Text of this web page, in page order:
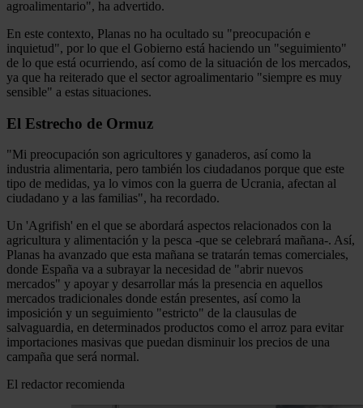
agroalimentario", ha advertido.
En este contexto, Planas no ha ocultado su "preocupación e
inquietud", por lo que el Gobierno está haciendo un "seguimiento"
de lo que está ocurriendo, así como de la situación de los mercados,
ya que ha reiterado que el sector agroalimentario "siempre es muy
sensible" a estas situaciones.
El Estrecho de Ormuz
"Mi preocupación son agricultores y ganaderos, así como la
industria alimentaria, pero también los ciudadanos porque que este
tipo de medidas, ya lo vimos con la guerra de Ucrania, afectan al
ciudadano y a las familias", ha recordado.
Un 'Agrifish' en el que se abordará aspectos relacionados con la
agricultura y alimentación y la pesca -que se celebrará mañana-. Así,
Planas ha avanzado que esta mañana se tratarán temas comerciales,
donde España va a subrayar la necesidad de "abrir nuevos
mercados" y apoyar y desarrollar más la presencia en aquellos
mercados tradicionales donde están presentes, así como la
imposición y un seguimiento "estricto" de la clausulas de
salvaguardia, en determinados productos como el arroz para evitar
importaciones masivas que puedan disminuir los precios de una
campaña que será normal.
El redactor recomienda